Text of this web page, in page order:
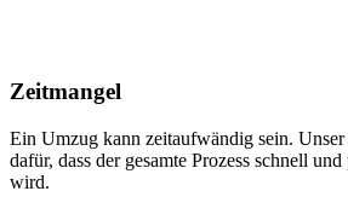
Zeitmangel
Ein Umzug kann zeitaufwändig sein.
dafür, dass der gesamte Prozess schnell
wird.